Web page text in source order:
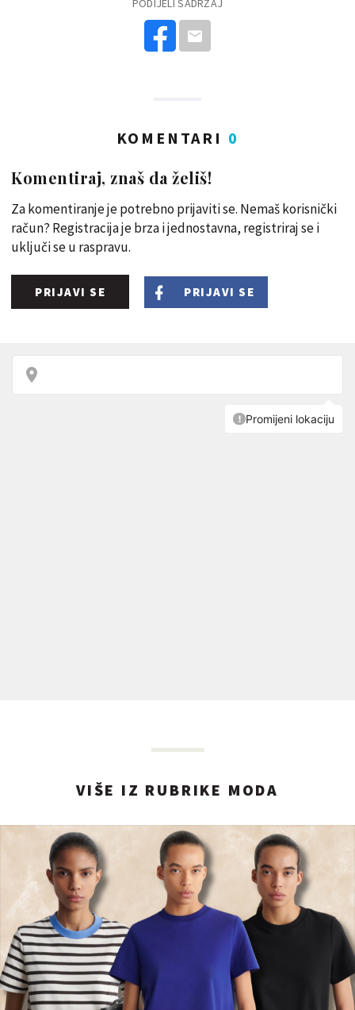
PODIJELI SADRŽAJ
KOMENTARI 0
Komentiraj, znaš da želiš!
Za komentiranje je potrebno prijaviti se. Nemaš korisnički
račun? Registracija je brza i jednostavna, registriraj se i
uključi se u raspravu.
PRIJAVI SE PRIJAVI SE
VIŠE IZ RUBRIKE MODA